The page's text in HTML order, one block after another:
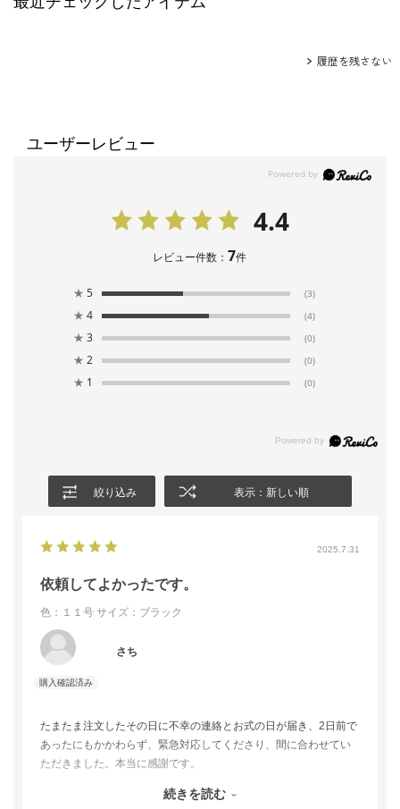
履歴を残さない
ユーザーレビュー
4.4
レビュー件数：7件
★ 5 (3)
★ 4 (4)
★ 3 (0)
★ 2 (0)
★ 1 (0)
絞り込み 表示：新しい順
2025.7.31
依頼してよかったです。
色：１１号 サイズ：ブラック
さち
たまたま注文したその日に不幸の連絡とお式の日が届き、2日前で
あったにもかかわらず、緊急対応してくださり、間に合わせてい
ただきました。本当に感謝です。
デザインは、好みもありますが、希望に沿った形でした。
続きを読む